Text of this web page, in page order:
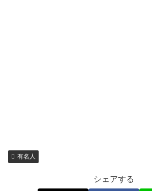
有名人
シェアする